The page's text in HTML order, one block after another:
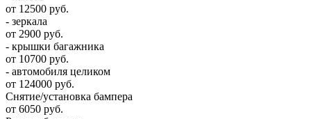
от 12500 руб.
- зеркала
от 2900 руб.
- крышки багажника
от 10700 руб.
- автомобиля целиком
от 124000 руб.
Снятие/установка бампера
от 6050 руб.